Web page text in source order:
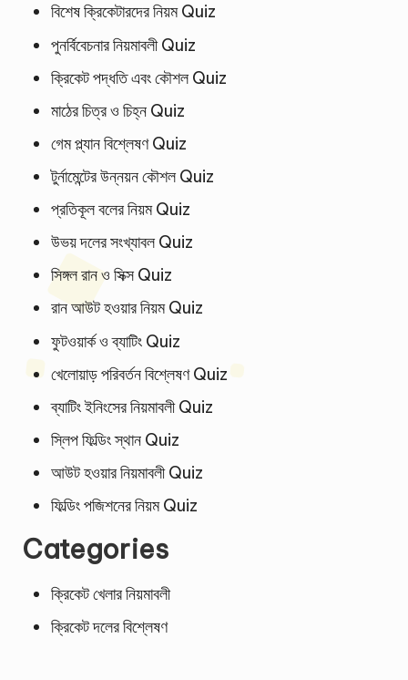
বিশেষ ক্রিকেটারদের নিয়ম Quiz
পুনর্বিবেচনার নিয়মাবলী Quiz
ক্রিকেট পদ্ধতি এবং কৌশল Quiz
মাঠের চিত্র ও চিহ্ন Quiz
গেম প্ল্যান বিশ্লেষণ Quiz
টুর্নামেন্টের উন্নয়ন কৌশল Quiz
প্রতিকূল বলের নিয়ম Quiz
উভয় দলের সংখ্যাবল Quiz
সিঙ্গল রান ও সিক্স Quiz
রান আউট হওয়ার নিয়ম Quiz
ফুটওয়ার্ক ও ব্যাটিং Quiz
খেলোয়াড় পরিবর্তন বিশ্লেষণ Quiz
ব্যাটিং ইনিংসের নিয়মাবলী Quiz
স্লিপ ফিল্ডিং স্থান Quiz
আউট হওয়ার নিয়মাবলী Quiz
ফিল্ডিং পজিশনের নিয়ম Quiz
Categories
ক্রিকেট খেলার নিয়মাবলী
ক্রিকেট দলের বিশ্লেষণ